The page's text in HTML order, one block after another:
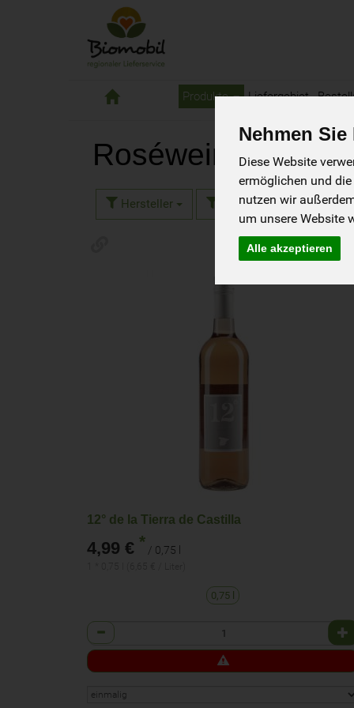
Nehmen
Diese Website
ermöglichen und
nutzen wir
um unsere Website
Alle akzeptieren
Biomobil Produkte Liefergebiet
Roséwein 16 von 1845
Hersteller Ernährung
12° de la Tierra de Castilla
4,99 € * / 0,75 l
0,75 l
Anzahl